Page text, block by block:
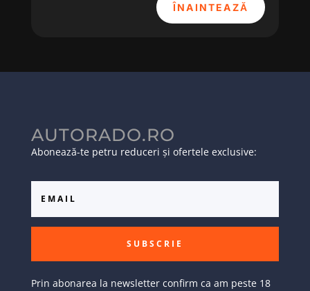
ÎNAINTEAZĂ
AUTORADO.RO
Abonează-te petru reduceri și ofertele exclusive:
SUBSCRIE
Prin abonarea la newsletter confirm ca am peste 18